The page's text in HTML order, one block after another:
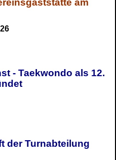
- Taekwondo als 12.
der Turnabteilung